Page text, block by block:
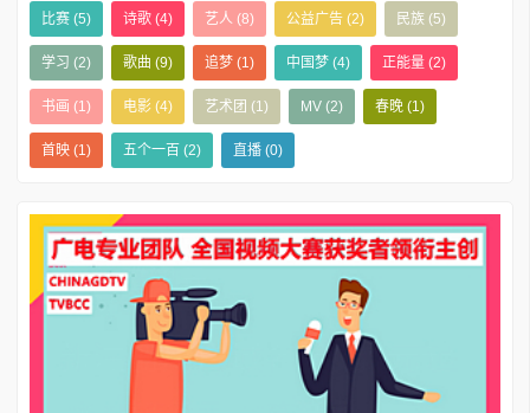
比赛 (5) 诗歌 (4) 艺人 (8) 公益广告 (2) 民族 (5)
学习 (2) 歌曲 (9) 追梦 (1) 中国梦 (4) 正能量 (2)
书画 (1) 电影 (4) 艺术团 (1) MV (2) 春晚 (1)
首映 (1) 五个一百 (2) 直播 (0)